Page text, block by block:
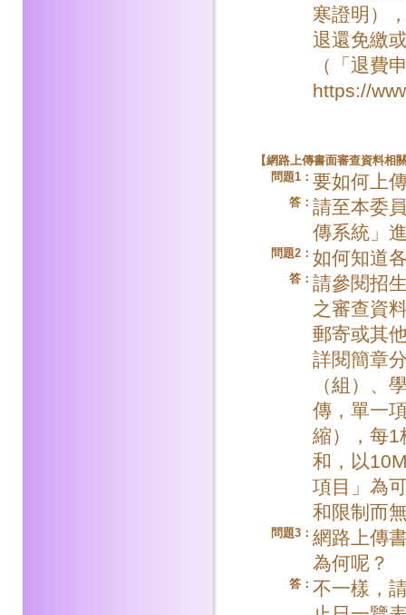
寒證明）
退還免繳
（「退費
https://
【網路上傳書面審查資料相
問題1： 要如何上
答： 請至本委
傳系統」
問題2： 如何知道
答： 請參閱招
之審查資
郵寄或其
詳閱簡章
（組）、
傳，單一
縮），每1
和，以
項目」為
和限制而
問題3： 網路上傳
為何呢？
答： 不一樣，